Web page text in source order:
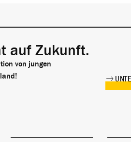
auf Zukunft.
von jungen